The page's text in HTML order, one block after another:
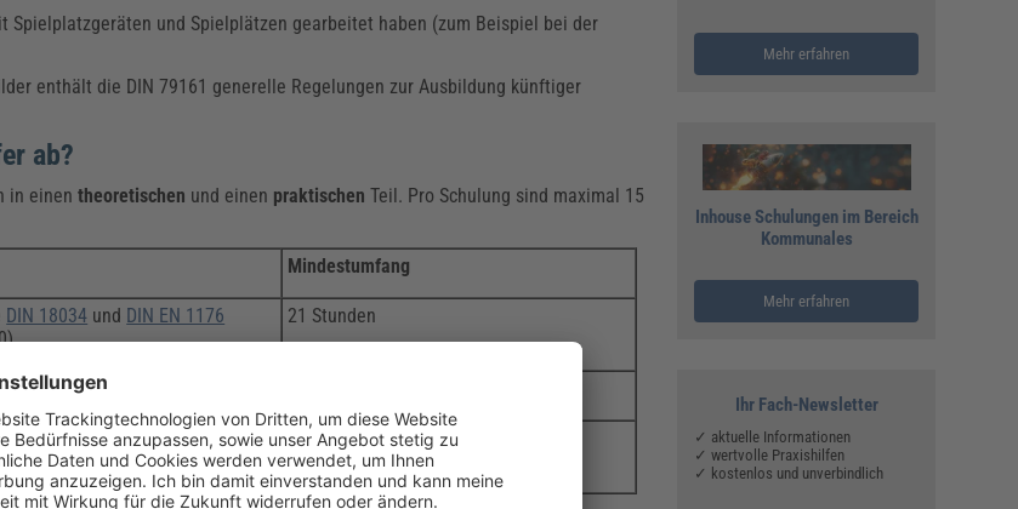
und Spielplätzen gearbeitet haben (zum Beispiel bei der
enthält die DIN 79161 generelle Regelungen zur Ausbildung künftiger
ab?
in einentheoretischen und einen praktischen Teil. Pro Schulung sind maximal 15
Mindestumfang
DIN 18034 und DIN EN 1176
21 Stunden
Prüfkörper-Testwand
und Normen, Vertiefen der
6 Stunden
Mehr erfahren
Inhouse Schulungen im Bereich
Kommunales
Mehr erfahren
Ihr Fach-Newsletter
✓ aktuelle Informationen
✓ wertvolle Praxishilfen
✓ kostenlos und unverbindlich